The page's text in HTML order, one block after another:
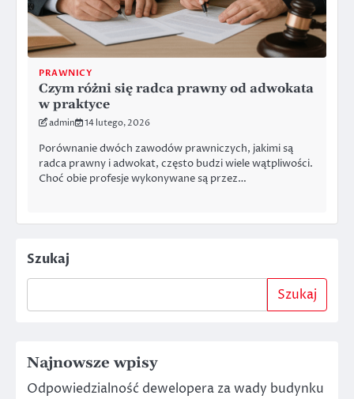
PRAWNICY
Czym różni się radca prawny od adwokata
w praktyce
admin 14 lutego, 2026
Porównanie dwóch zawodów prawniczych, jakimi są
radca prawny i adwokat, często budzi wiele wątpliwości.
Choć obie profesje wykonywane są przez…
Szukaj
Szukaj
Najnowsze wpisy
Odpowiedzialność dewelopera za wady budynku